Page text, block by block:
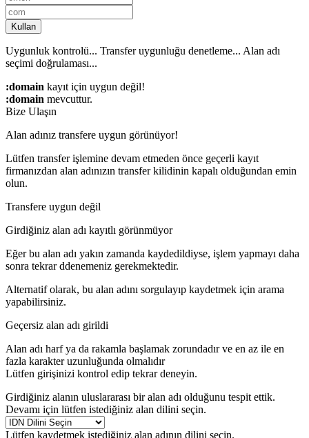
Kullan
Uygunluk kontrolü... Transfer uygunluğu denetleme... Alan adı
seçimi doğrulaması...
:domain kayıt için uygun değil!
:domain mevcuttur.
Bize Ulaşın
Alan adınız transfere uygun görünüyor!
Lütfen transfer işlemine devam etmeden önce geçerli kayıt
firmanızdan alan adınızın transfer kilidinin kapalı olduğundan emin
olun.
Transfere uygun değil
Girdiğiniz alan adı kayıtlı görünmüyor
Eğer bu alan adı yakın zamanda kaydedildiyse, işlem yapmayı daha
sonra tekrar ddenemeniz gerekmektedir.
Alternatif olarak, bu alan adını sorgulayıp kaydetmek için arama
yapabilirsiniz.
Geçersiz alan adı girildi
Alan adı harf ya da rakamla başlamak zorundadırve en az ile en
fazla karakter uzunluğunda olmalıdır
Lütfen girişinizi kontrol edip tekrar deneyin.
Girdiğiniz alanın uluslararası bir alan adı olduğunu tespit ettik.
Devamı için lütfen istediğiniz alan dilini seçin.
Lütfen kaydetmek istediğiniz alan adının dilini seçin.